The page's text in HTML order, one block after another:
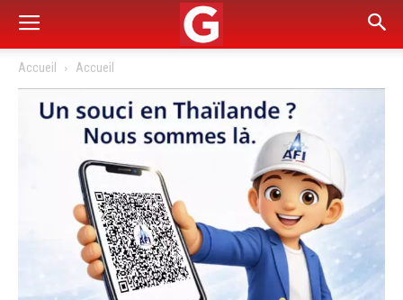
Accueil Accueil